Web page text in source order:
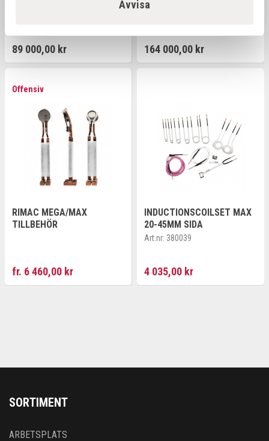
Avvisa
89 000,00 kr 164 000,00 kr
Offensiv
RIMAC MEGA/MAX
TILLBEHÖR
fr. 6 460,00 kr
INDUCTIONSCOILSET MAX
20-45MM SIDA
Art.nr: 380039
4 035,00 kr
SORTIMENT
ARBETSPLATS